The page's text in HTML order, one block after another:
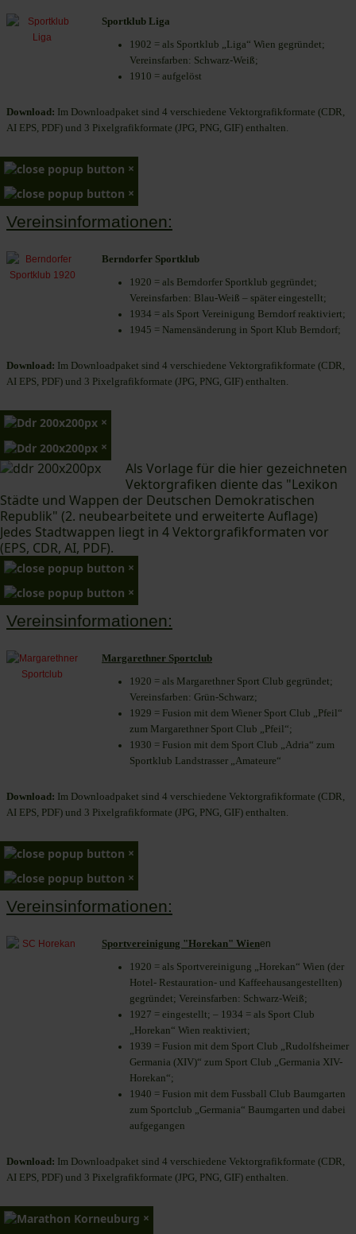
Sportklub Liga
1902 = als Sportklub „Liga“ Wien gegründet;
Vereinsfarben: Schwarz-Weiß;
1910 = aufgelöst
Download: Im Downloadpaket sind 4 verschiedene Vektorgrafikformate (CDR,
AI EPS, PDF) und 3 Pixelgrafikformate (JPG, PNG, GIF) enthalten.
×
×
Vereinsinformationen:
Berndorfer Sportklub
1920 = als Berndorfer Sportklub gegründet;
Vereinsfarben: Blau-Weiß – später eingestellt;
1934 = als Sport Vereinigung Berndorf reaktiviert;
1945 = Namensänderung in Sport Klub Berndorf;
Download: Im Downloadpaket sind 4 verschiedene Vektorgrafikformate (CDR,
AI EPS, PDF) und 3 Pixelgrafikformate (JPG, PNG, GIF) enthalten.
×
×
Als Vorlage für die hier gezeichneten
Vektorgrafiken diente das "Lexikon
Städte und Wappen der Deutschen Demokratischen
Republik" (2. neubearbeitete und erweiterte Auflage)
Jedes Stadtwappen liegt in 4 Vektorgrafikformaten vor
(EPS, CDR, AI, PDF).
×
×
Vereinsinformationen:
Margarethner Sportclub
1920 = als Margarethner Sport Club gegründet;
Vereinsfarben: Grün-Schwarz;
1929 = Fusion mit dem Wiener Sport Club „Pfeil“
zum Margarethner Sport Club „Pfeil“;
1930 = Fusion mit dem Sport Club „Adria“ zum
Sportklub Landstrasser „Amateure“
Download: Im Downloadpaket sind 4 verschiedene Vektorgrafikformate (CDR,
AI EPS, PDF) und 3 Pixelgrafikformate (JPG, PNG, GIF) enthalten.
×
×
Vereinsinformationen:
Sportvereinigung "Horekan" Wienen
1920 = als Sportvereinigung „Horekan“ Wien (der
Hotel- Restauration- und Kaffeehausangestellten)
gegründet; Vereinsfarben: Schwarz-Weiß;
1927 = eingestellt; – 1934 = als Sport Club
„Horekan“ Wien reaktiviert;
1939 = Fusion mit dem Sport Club „Rudolfsheimer
Germania (XIV)“ zum Sport Club „Germania XIV-
Horekan“;
1940 = Fusion mit dem Fussball Club Baumgarten
zum Sportclub „Germania“ Baumgarten und dabei
aufgegangen
Download: Im Downloadpaket sind 4 verschiedene Vektorgrafikformate (CDR,
AI EPS, PDF) und 3 Pixelgrafikformate (JPG, PNG, GIF) enthalten.
×